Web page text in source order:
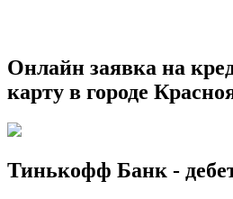
Онлайн заявка на
карту в городе
Тинькофф Банк -